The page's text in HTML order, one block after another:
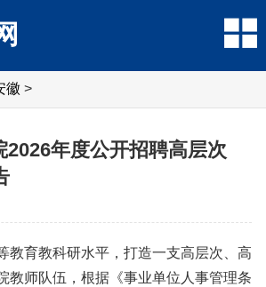
徽 >
2026年度公开招聘高层次
教育教科研水平，打造一支高层次、高
教师队伍，根据《事业单位人事管理条